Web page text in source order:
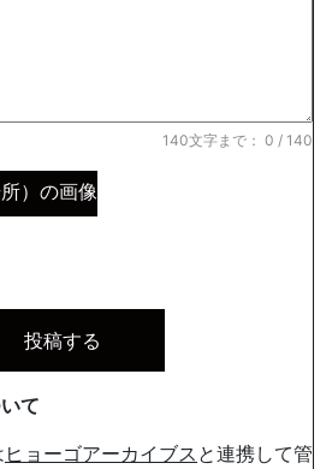
140文字まで： 0 / 140
）の画像
て
ヒョーゴアーカイブス と連携して管